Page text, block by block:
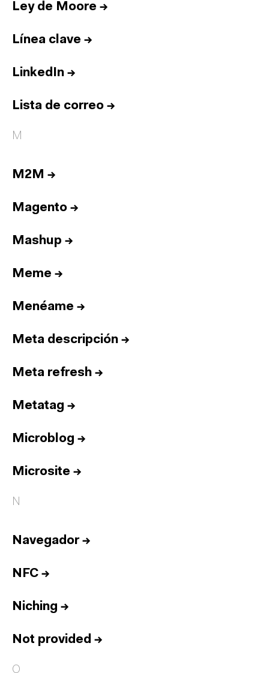
Ley de Moore →
Línea clave →
LinkedIn →
Lista de correo →
M
M2M →
Magento →
Mashup →
Meme →
Menéame →
Meta descripción →
Meta refresh →
Metatag →
Microblog →
Microsite →
N
Navegador→
NFC →
Niching →
Not provided →
O